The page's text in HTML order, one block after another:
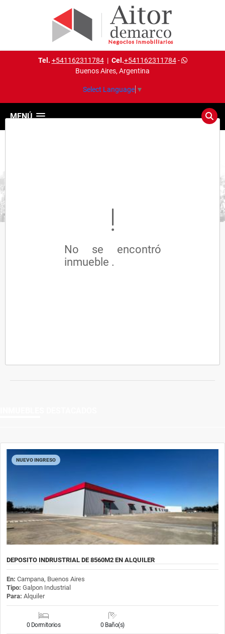
Tel. +541162311784| Cel.+541162311784-
Buenos Aires, Argentina
Select Language ▼
MENÚ
No se encontró
inmueble .
NUEVO INGRESO
DEPOSITO INDRUSTRIAL DE 8560M2 EN ALQUILER
En: Campana, Buenos Aires
Tipo: Galpon Industrial
Para: Alquiler
0 Dormitorios 0 Baño(s)